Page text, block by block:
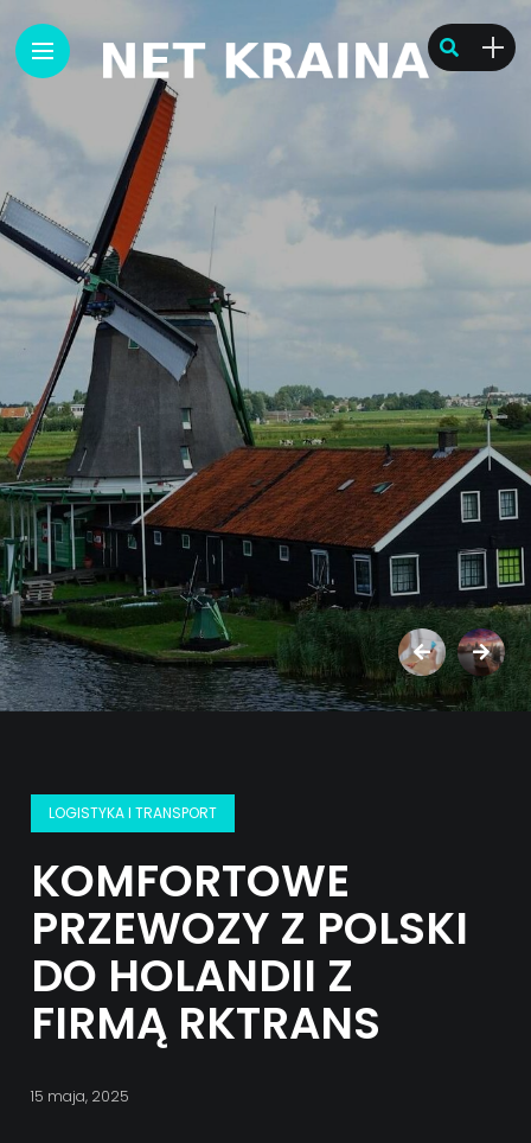
LOGISTYKA I TRANSPORT
KOMFORTOWE
PRZEWOZY Z POLSKI
DO HOLANDII Z
FIRMĄ RKTRANS
15 maja, 2025